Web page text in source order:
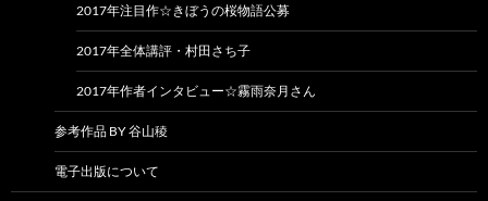
2017年注目作☆きぼうの桜物語公募
2017年全体講評・村田さち子
2017年作者インタビュー☆霧雨奈月さん
参考作品 BY 谷山稜
電子出版について